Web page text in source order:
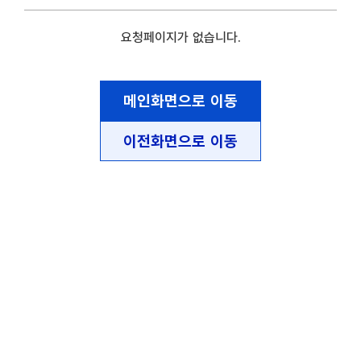
요청페이지가 없습니다.
메인화면으로 이동
이전화면으로 이동